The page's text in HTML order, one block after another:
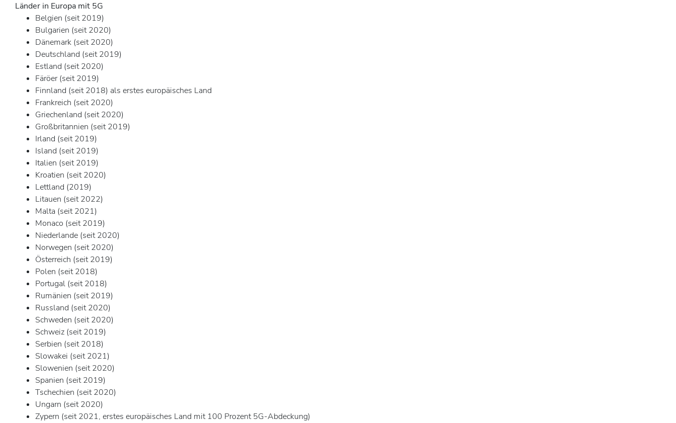
Länder in Europa mit 5G
Belgien (seit 2019)
Bulgarien (seit 2020)
Dänemark (seit 2020)
Deutschland (seit 2019)
Estland (seit 2020)
Färöer (seit 2019)
Finnland (seit 2018) als erstes europäisches Land
Frankreich (seit 2020)
Griechenland (seit 2020)
Großbritannien (seit 2019)
Irland (seit 2019)
Island (seit 2019)
Italien (seit 2019)
Kroatien (seit 2020)
Lettland (2019)
Litauen (seit 2022)
Malta (seit 2021)
Monaco (seit 2019)
Niederlande (seit 2020)
Norwegen (seit 2020)
Österreich (seit 2019)
Polen (seit 2018)
Portugal (seit 2018)
Rumänien (seit 2019)
Russland (seit 2020)
Schweden (seit 2020)
Schweiz (seit 2019)
Serbien (seit 2018)
Slowakei (seit 2021)
Slowenien (seit 2020)
Spanien (seit 2019)
Tschechien (seit 2020)
Ungarn (seit 2020)
Zypern (seit 2021, erstes europäisches Land mit 100 Prozent 5G-Abdeckung)